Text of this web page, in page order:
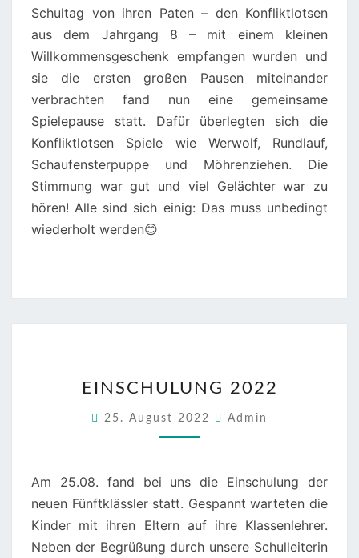
Schultag von ihren Paten – den Konfliktlotsen
aus dem Jahrgang 8 – mit einem kleinen
Willkommensgeschenk empfangen wurden und
sie die ersten großen Pausen miteinander
verbrachten fand nun eine gemeinsame
Spielepause statt. Dafür überlegten sich die
Konfliktlotsen Spiele wie Werwolf, Rundlauf,
Schaufensterpuppe und Möhrenziehen. Die
Stimmung war gut und viel Gelächter war zu
hören! Alle sind sich einig: Das muss unbedingt
wiederholt werden😊
2022
EINSCHULUNG 2022
25. August 2022 Admin
Am 25.08. fand bei uns die Einschulung der
neuen Fünftklässler statt. Gespannt warteten die
Kinder mit ihren Eltern auf ihre Klassenlehrer.
Neben der Begrüßung durch unsere Schulleiterin